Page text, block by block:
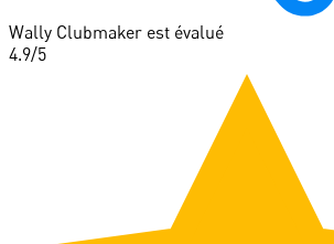
Wally Clubmaker est évalué
4.9/5